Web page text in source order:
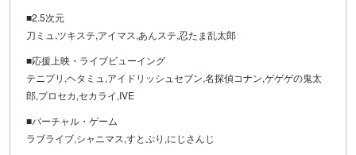
■2.5次元
刀ミュ,ツキステ,アイマス,あんステ,忍たま乱太郎
■応援上映・ライブビューイング
テニプリ,ヘタミュ,アイドリッシュセブン,名探偵コナン,ゲゲゲの鬼太
郎,プロセカ,セカライ,IVE
■バーチャル・ゲーム
ラブライブ,シャニマス,すとぷり,にじさんじ